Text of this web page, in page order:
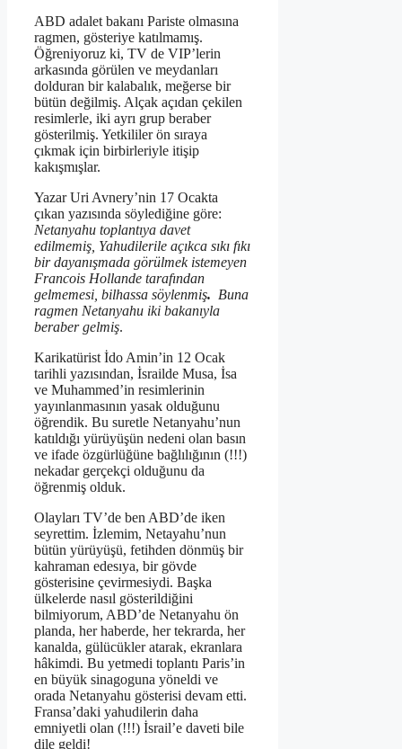
ABD adalet bakanı Pariste olmasına
ragmen, gösteriye katılmamış.
Öğreniyoruz ki, TV de VIP’lerin
arkasında görülen ve meydanları
dolduran bir kalabalık, meğerse bir
bütün değilmiş. Alçak açıdan çekilen
resimlerle, iki ayrı grup beraber
gösterilmiş. Yetkililer ön sıraya
çıkmak için birbirleriyle itişip
kakışmışlar.
Yazar Uri Avnery’nin 17 Ocakta
çıkan yazısında söylediğine göre:
Netanyahu toplantıya davet
edilmemiş, Yahudilerile açıkca sıkı fıkı
bir dayanışmada görülmek istemeyen
Francois Hollande tarafından
gelmemesi, bilhassa söylenmiş. Buna
ragmen Netanyahu iki bakanıyla
beraber gelmiş.
Karikatürist İdo Amin’in 12 Ocak
tarihli yazısından, İsrailde Musa, İsa
ve Muhammed’in resimlerinin
yayınlanmasının yasak olduğunu
öğrendik. Bu suretle Netanyahu’nun
katıldığı yürüyüşün nedeni olan basın
ve ifade özgürlüğüne bağlılığının (!!!)
nekadar gerçekçi olduğunu da
öğrenmiş olduk.
Olayları TV’de ben ABD’de iken
seyrettim. İzlemim, Netayahu’nun
bütün yürüyüşü, fetihden dönmüş bir
kahraman edesıya, bir gövde
gösterisine çevirmesiydi. Başka
ülkelerde nasıl gösterildiğini
bilmiyorum, ABD’de Netanyahu ön
planda, her haberde, her tekrarda, her
kanalda, gülücükler atarak, ekranlara
hâkimdi. Bu yetmedi toplantı Paris’in
en büyük sinagoguna yöneldi ve
orada Netanyahu gösterisi devam etti.
Fransa’daki yahudilerin daha
emniyetli olan (!!!) İsrail’e daveti bile
dile geldi!